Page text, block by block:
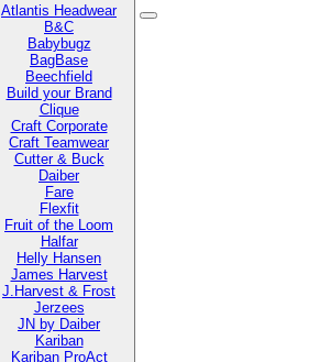
Atlantis Headwear
B&C
Babybugz
BagBase
Beechfield
Build your Brand
Clique
Craft Corporate
Craft Teamwear
Cutter & Buck
Daiber
Fare
Flexfit
Fruit of the Loom
Halfar
Helly Hansen
James Harvest
J.Harvest & Frost
Jerzees
JN by Daiber
Kariban
Kariban ProAct